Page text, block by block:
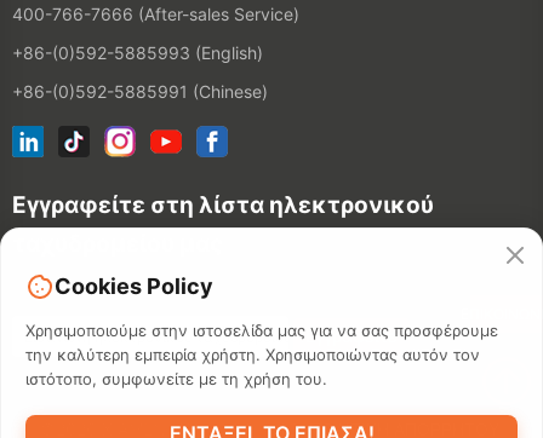
400-766-7666 (After-sales Service)
+86-(0)592-5885993 (English)
+86-(0)592-5885991 (Chinese)
Εγγραφείτε στη λίστα ηλεκτρονικού
©2026 XIAMEN HANIN CO., LTD.ΠΟΛΙΤΙΚΉ ΑΠΟΡΡΉΤΟΥ
Cookies Policy
Χρησιμοποιούμε στην ιστοσελίδα μας για να σας προσφέρουμε
την καλύτερη εμπειρία χρήστη. Χρησιμοποιώντας αυτόν τον
ιστότοπο, συμφωνείτε με τη χρήση του.
ΕΝΤΆΞΕΙ, ΤΟ ΈΠΙΑΣΑ!